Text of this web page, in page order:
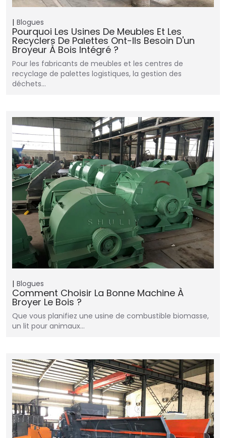
Blogues
Pourquoi Les Usines De Meubles Et Les
Recyclers De Palettes Ont-Ils Besoin D'un
Broyeur À Bois Intégré ?
Pour les fabricants de meubles et les centres de
recyclage de palettes logistiques, la gestion des
déchets…
Blogues
Comment Choisir La Bonne Machine À
Broyer Le Bois ?
Que vous planifiez une usine de combustible biomasse,
un lit pour animaux…